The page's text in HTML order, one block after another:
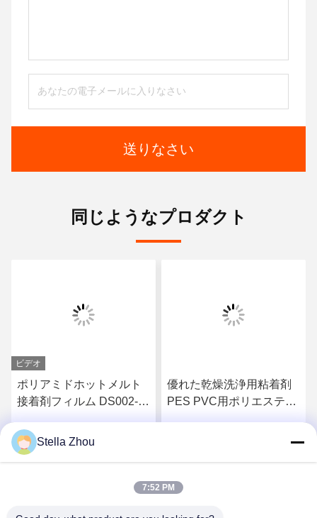
送りなさい
同じようなプロダクト
ビデオ
ポリアミドホットメルト
接着剤フィルム DS002-2
ド 刺繍用
優れた乾燥洗浄用粘着剤
PES PVC用ポリエステル
Stella Zhou
7:52 PM